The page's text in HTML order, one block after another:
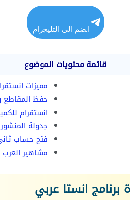
انضم الى التليجرام
قائمة محتويات الموضوع
مميزات
حفظ المقاطع
انستقرام
جدولة
فتح حساب
مشاهير العرب
انستا عربي